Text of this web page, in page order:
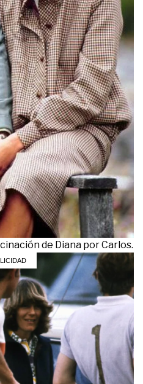
de Diana por Carlos.